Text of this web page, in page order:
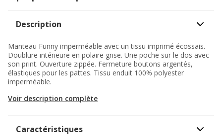
Description
Manteau Funny imperméable avec un tissu imprimé écossais.
Doublure intérieure en polaire grise. Une poche sur le dos avec
son print. Ouverture zippée. Fermeture boutons argentés,
élastiques pour les pattes. Tissu enduit 100% polyester
imperméable.
Voir description complète
Caractéristiques